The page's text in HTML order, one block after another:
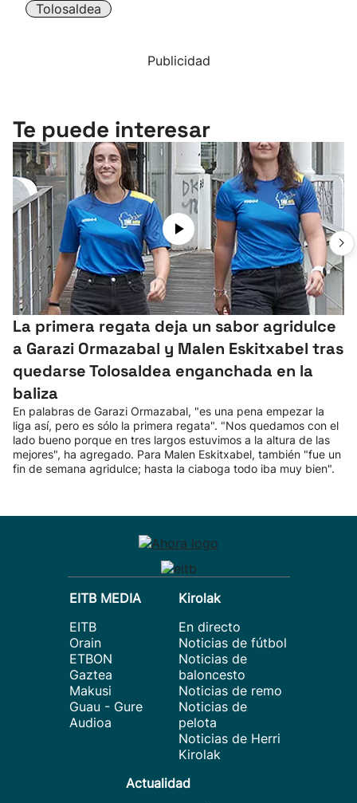
Tolosaldea
Publicidad
Te puede interesar
La primera regata deja un sabor agridulce
a Garazi Ormazabal y Malen Eskitxabel tras
quedarse Tolosaldea enganchada en la
baliza
En palabras de Garazi Ormazabal, "es una pena empezar la
liga así, pero es sólo la primera regata". "Nos quedamos con el
lado bueno porque en tres largos estuvimos a la altura de las
mejores", ha agregado. Para Malen Eskitxabel, también "fue un
fin de semana agridulce; hasta la ciaboga todo iba muy bien".
EITB MEDIA
EITB
Orain
ETBON
Gaztea
Makusi
Guau - Gure
Audioa
Kirolak
En directo
Noticias de fútbol
Noticias de
baloncesto
Noticias de remo
Noticias de
pelota
Noticias de Herri
Kirolak
Actualidad